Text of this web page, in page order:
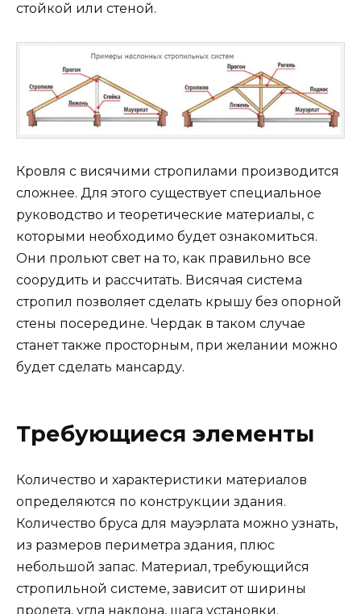
стойкой или стеной.
Кровля с висячими стропилами производится
сложнее. Для этого существует специальное
руководство и теоретические материалы, с
которыми необходимо будет ознакомиться.
Они прольют свет на то, как правильно все
соорудить и рассчитать. Висячая система
стропил позволяет сделать крышу без опорной
стены посередине. Чердак в таком случае
станет также просторным, при желании можно
будет сделать мансарду.
Требующиеся элементы
Количество и характеристики материалов
определяются по конструкции здания.
Количество бруса для мауэрлата можно узнать,
из размеров периметра здания, плюс
небольшой запас. Материал, требующийся
стропильной системе, зависит от ширины
пролета, угла наклона, шага установки.